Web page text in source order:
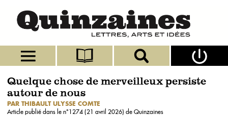
Quelque chose de merveilleux persiste
autour de nous
PAR THIBAULT ULYSSE COMTE
Article publié dans le n°1274 (21 avril 2026) de Quinzaines